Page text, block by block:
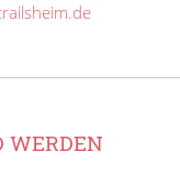
WERDEN